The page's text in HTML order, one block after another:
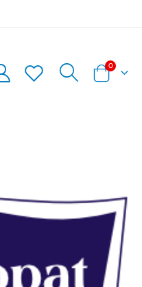
Warenkorb
0Artikel